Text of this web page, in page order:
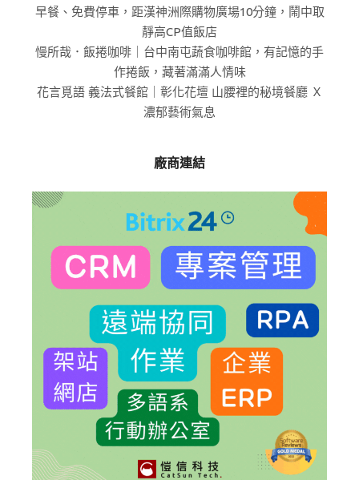
早餐、免費停車，距漢神洲際購物廣場10分鐘，鬧中取
靜高CP值飯店
慢所哉．飯捲咖啡｜台中南屯蔬食咖啡館，有記憶的手
作捲飯，藏著滿滿人情味
花言覓語 義法式餐館｜彰化花壇 山腰裡的秘境餐廳 Ｘ
濃郁藝術氣息
廠商連結